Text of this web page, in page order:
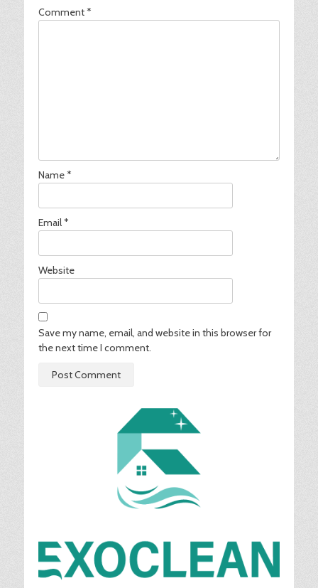
Comment*
Name*
Email*
Website
Save my name, email, and website in this browser for
the next time I comment.